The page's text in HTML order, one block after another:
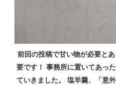
前回の投稿で甘い物が必要と
要です！ 事務所に置いてあっ
ていきました。 塩羊羹、「意